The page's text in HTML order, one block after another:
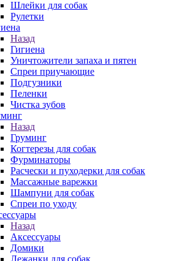
Шлейки для собак
Рулетки
Назад
Гигиена
Уничтожители запаха и пятен
Спреи приучающие
Подгузники
Пеленки
Чистка зубов
Назад
Груминг
Когтерезы для собак
Фурминаторы
Расчески и пуходерки для собак
Массажные варежки
Шампуни для собак
Спреи по уходу
Назад
Аксессуары
Домики
Лежанки для собак